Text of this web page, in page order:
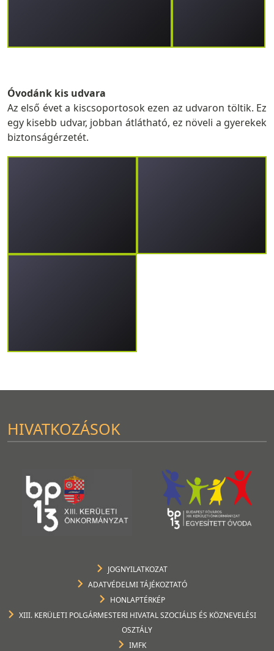
Óvodánk kis udvara
Az első évet a kiscsoportosok ezen az udvaron töltik. Ez
egy kisebb udvar, jobban átlátható, ez növeli a gyerekek
biztonságérzetét.
HIVATKOZÁSOK
JOGNYILATKOZAT
ADATVÉDELMI TÁJÉKOZTATÓ
HONLAPTÉRKÉP
XIII. KERÜLETI POLGÁRMESTERI HIVATAL SZOCIÁLIS ÉS KÖZNEVELÉSI
OSZTÁLY
IMFK